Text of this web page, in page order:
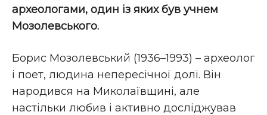
археологами, один із яких був учнем
Мозолевського.
Борис Мозолевський (1936–1993) – археолог
і поет, людина непересічної долі. Він
народився на Миколаївщині, але
настільки любив і активно досліджував